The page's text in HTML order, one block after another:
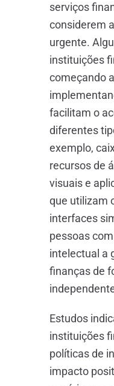
serviços
considerem
urgente.
instituições
começando
facilitam o
diferentes
exemplo,
recursos de
visuais e
que utilizam
interfaces
pessoas
intelectual a
finanças de
Estudos
instituições
políticas de
impacto